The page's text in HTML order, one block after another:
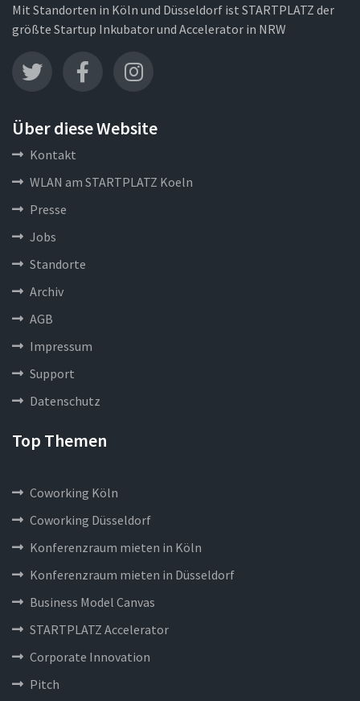
Mit Standorten in Köln und Düsseldorf ist STARTPLATZ der
größte Startup Inkubator und Accelerator in NRW
Über diese Website
Kontakt
WLAN am STARTPLATZ Koeln
Presse
Jobs
Standorte
Archiv
AGB
Impressum
Support
Datenschutz
Top Themen
Coworking Köln
Coworking Düsseldorf
Konferenzraum mieten in Köln
Konferenzraum mieten in Düsseldorf
Business Model Canvas
STARTPLATZ Accelerator
Corporate Innovation
Pitch